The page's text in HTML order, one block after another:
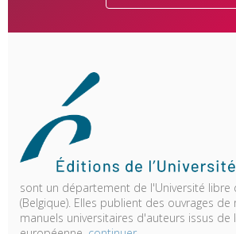
sont un département de l'Université libre
(Belgique). Elles publient des ouvrages
manuels universitaires d'auteurs issus de